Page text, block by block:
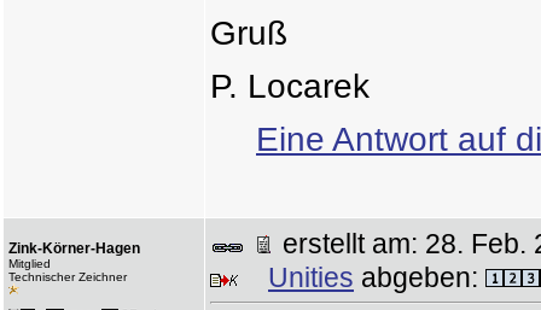
Gruß
P. Locarek
Eine Antwort auf
Zink-Körner-Hagen
Mitglied
Technischer Zeichner
erstellt am: 28.
Unities abgeben: